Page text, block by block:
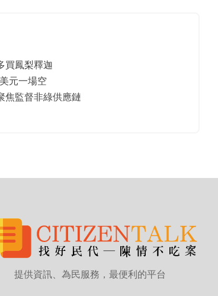
買鳳梨釋迦
元一場空
焦監督非綠供應鏈
提供資訊、為民服務，最便利的平台